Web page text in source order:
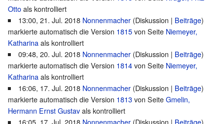
Ottoals kontrolliert
13:00, 21. Jul. 2018 Nonnenmacher (Diskussion | Beiträge)
markierte automatisch die Version 1815von Seite Niemeyer,
Katharinaals kontrolliert
09:48, 20. Jul. 2018 Nonnenmacher (Diskussion | Beiträge)
markierte automatisch die Version 1814von Seite Niemeyer,
Katharinaals kontrolliert
16:06, 17. Jul. 2018 Nonnenmacher (Diskussion | Beiträge)
markierte automatisch die Version 1813von SeiteGmelin,
Hermann Ernst Gustavals kontrolliert